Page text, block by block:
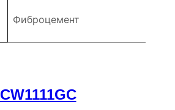
Фиброцемент
CW1111GC